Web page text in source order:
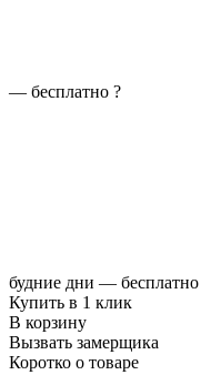
— бесплатно ?
будние дни — бесплатно
Купить в 1 клик
В корзину
Вызвать замерщика
Коротко о товаре